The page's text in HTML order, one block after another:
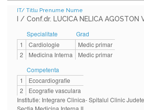
IT/ Titlu Prenume Nume
I / Conf.dr. LUCICA NELICA AGOSTON
Specialitate
Grad
1
Cardiologie
Medic primar
2
Medicina Interna
Medic primar
Competenta
1
Ecocardiografie
2
Ecografie vasculara
Institutie: Integrare Clinica- Spitalul Clinic
Sectia Medicina Interna II